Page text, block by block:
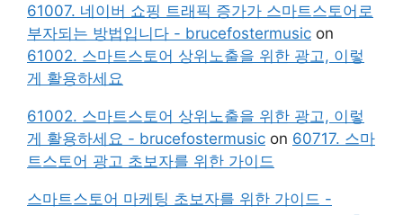
61007. 네이버 쇼핑 트래픽 증가가 스마트스토어로
부자되는 방법입니다 - brucefostermusic on
61002. 스마트스토어 상위노출을 위한 광고, 이렇
게 활용하세요
61002. 스마트스토어 상위노출을 위한 광고, 이렇
게 활용하세요 - brucefostermusic on 60717. 스마
트스토어 광고 초보자를 위한 가이드
스마트스토어 마케팅 초보자를 위한 가이드 -